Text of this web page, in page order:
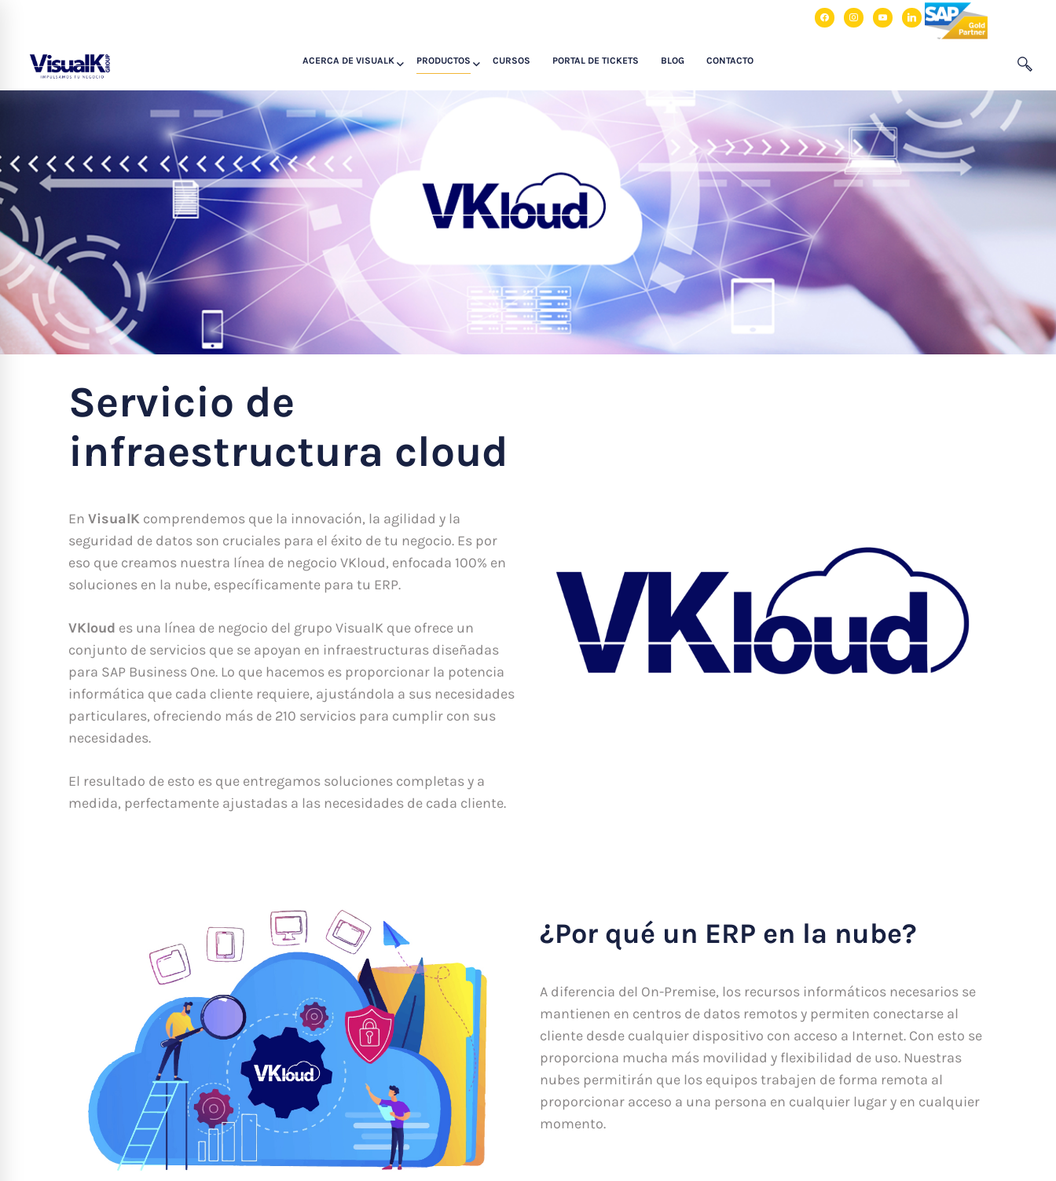
facebookinstagram
youtubelinkedin
ACERCA DE VISUALK PRODUCTOS CURSOS PORTAL DE TICKETS BLOG CONTACTO
Servicio de
infraestructura cloud
En VisualK comprendemos que la innovación, la agilidad y la
seguridad de datos son cruciales para el éxito de tu negocio. Es por
eso que creamos nuestra línea de negocio VKloud, enfocada 100% en
soluciones en la nube, específicamente para tu ERP.
VKloud es una línea de negocio del grupo VisualK que ofrece un
conjunto de servicios que se apoyan en infraestructuras diseñadas
para SAP Business One. Lo que hacemos es proporcionar la potencia
informática que cada cliente requiere, ajustándola a sus necesidades
particulares, ofreciendo más de 210 servicios para cumplir con sus
necesidades.
El resultado de esto es que entregamos soluciones completas y a
medida, perfectamente ajustadas a las necesidades de cada cliente.
¿Por qué un ERP en la nube?
A diferencia del On-Premise, los recursos informáticos necesarios se
mantienen en centros de datos remotos y permiten conectarse al
cliente desde cualquier dispositivo con acceso a Internet. Con esto se
proporciona mucha más movilidad y flexibilidad de uso. Nuestras
nubes permitirán que los equipos trabajen de forma remota al
proporcionar acceso a una persona en cualquier lugar y en cualquier
momento.